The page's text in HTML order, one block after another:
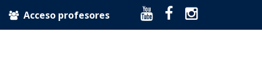
Acceso profesores